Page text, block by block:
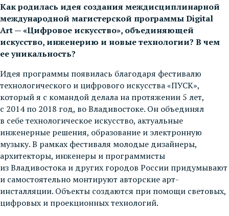
Как родилась идея создания междисциплинарной
международной магистерской программы Digital
Art — «Цифровое искусство», объединяющей
искусство, инженерию и новые технологии? В чем
ее уникальность?
Идея программы появилась благодаря фестивалю
технологического и цифрового искусства «ПУСК»,
который я с командой делала на протяжении 5 лет,
с 2014 по 2018 год, во Владивостоке. Он объединял
в себе технологическое искусство, актуальные
инженерные решения, образование и электронную
музыку. В рамках фестиваля молодые дизайнеры,
архитекторы, инженеры и программисты
из Владивостока и других городов России придумывают
и самостоятельно монтируют авторские арт-
инсталляции. Объекты создаются при помощи световых,
цифровых и проекционных технологий.